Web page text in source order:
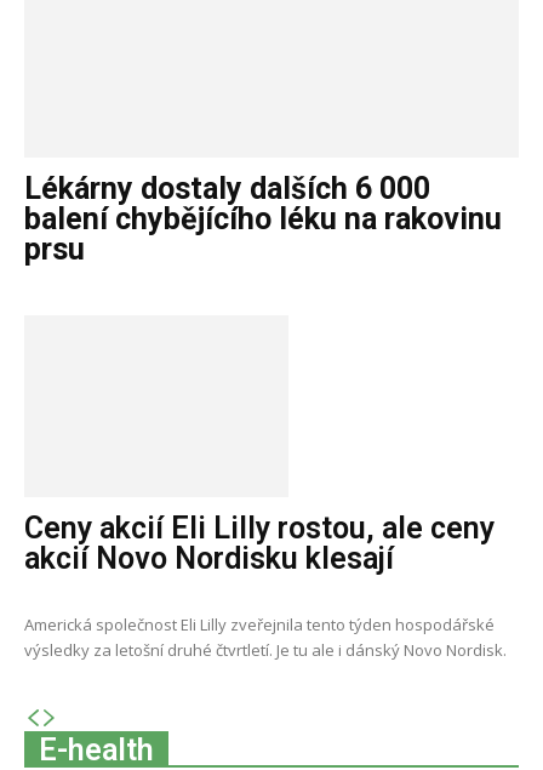
Lékárny dostaly dalších 6 000
balení chybějícího léku na rakovinu
prsu
Ceny akcií Eli Lilly rostou, ale ceny
akcií Novo Nordisku klesají
Americká společnost Eli Lilly zveřejnila tento týden hospodářské
výsledky za letošní druhé čtvrtletí. Je tu ale i dánský Novo Nordisk.
E-health